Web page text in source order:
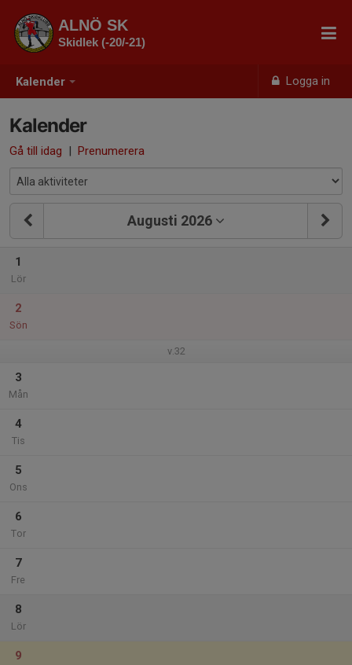
Kalender Logga in
ALNÖ SK
Skidlek (-20/-21)
Kalender
Gå till idag | Prenumerera
Augusti 2026
1
Lör
2
Sön
v.32
3
Mån
4
Tis
5
Ons
6
Tor
7
Fre
8
Lör
9